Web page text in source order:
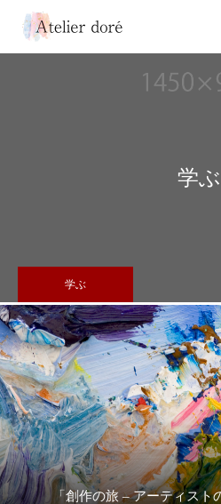
学ぶ
学ぶ
「創作の旅 – アーティスト